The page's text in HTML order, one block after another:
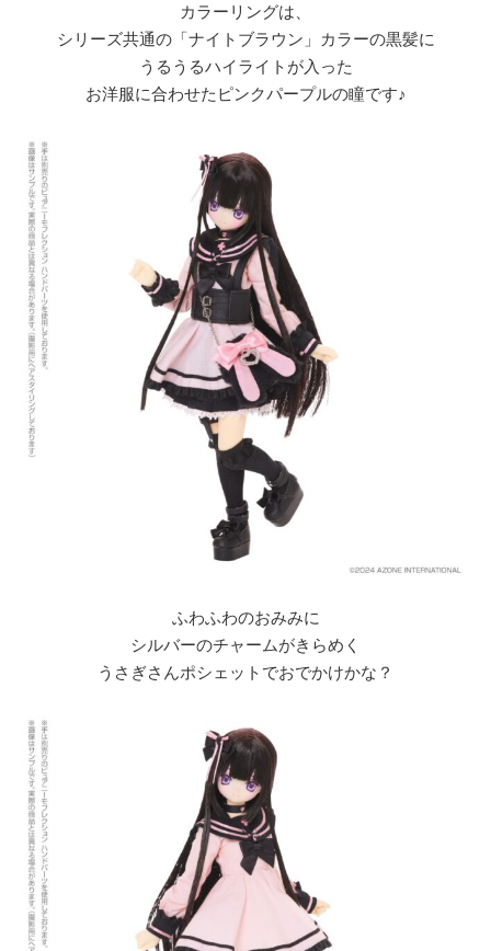
カラーリングは、
シリーズ共通の「ナイトブラウン」カラーの黒髪に
うるうるハイライトが入った
お洋服に合わせたピンクパープルの瞳です♪
ふわふわのおみみに
シルバーのチャームがきらめく
うさぎさんポシェットでおでかけかな？